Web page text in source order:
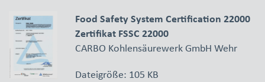
Food Safety System Certification 22000
Zertifikat FSSC 22000
CARBO Kohlensäurewerk GmbH Wehr
Dateigröße: 105 KB